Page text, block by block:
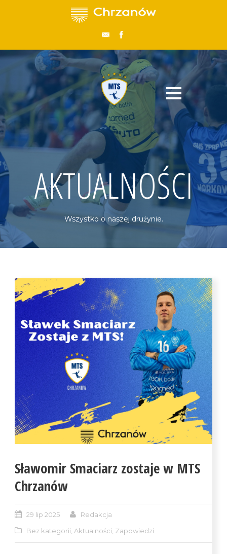
AKTUALNOŚCI
Wszystko o naszej drużynie.
Sławomir Smaciarz zostaje w MTS
Chrzanów
29 lip 2025
Redakcja
Bez kategorii Aktualności Zapowiedzi